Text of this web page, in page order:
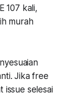
107 kali,
murah
Jika free
issue selesai